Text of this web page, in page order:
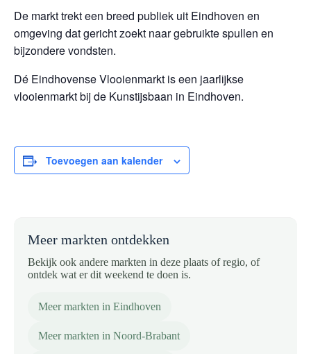
De markt trekt een breed publiek uit Eindhoven en
omgeving dat gericht zoekt naar gebruikte spullen en
bijzondere vondsten.
Dé Eindhovense Vlooienmarkt is een jaarlijkse
vlooienmarkt bij de Kunstijsbaan in Eindhoven.
Toevoegen aan kalender
Meer markten ontdekken
Bekijk ook andere markten in deze plaats of regio, of
ontdek wat er dit weekend te doen is.
Meer markten in Eindhoven
Meer markten in Noord-Brabant